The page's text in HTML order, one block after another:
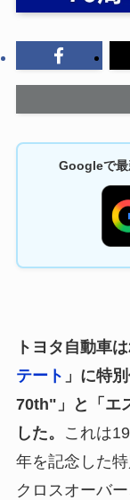
Googleで最
トヨタ自動車
テート 」に特
70th"」と「エ
した。
これは
年を記念した
クロスオーバ